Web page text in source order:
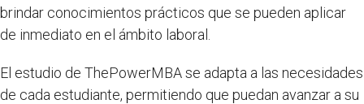
brindar conocimientos prácticos que se pueden aplicar
de inmediato en el ámbito laboral.
El estudio de ThePowerMBA se adapta a las necesidades
de cada estudiante, permitiendo que puedan avanzar a su